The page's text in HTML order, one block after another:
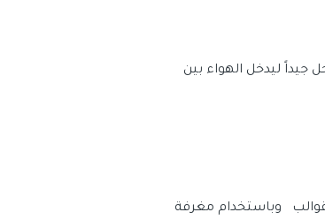
جيداً ليدخل الهواء بين
وباستخدام مغرفة